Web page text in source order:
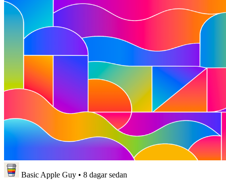
Basic Apple Guy • 8 dagar sedan